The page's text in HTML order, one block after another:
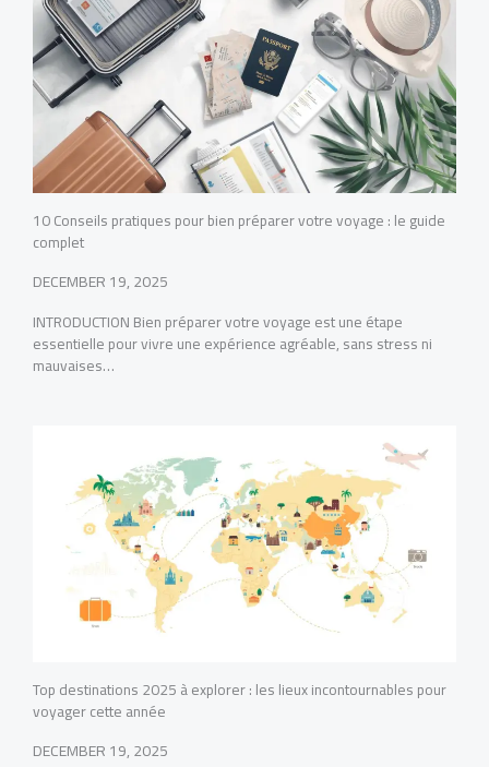
10 Conseils pratiques pour bien préparer votre voyage : le guide
complet
DECEMBER 19, 2025
INTRODUCTION Bien préparer votre voyage est une étape
essentielle pour vivre une expérience agréable, sans stress ni
mauvaises…
Top destinations 2025 à explorer : les lieux incontournables pour
voyager cette année
DECEMBER 19, 2025